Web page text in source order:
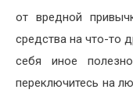
от вредной
средства на что-то
себя иное
переключитесь на